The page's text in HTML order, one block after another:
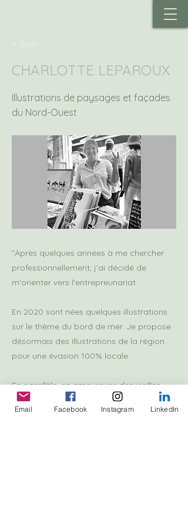
CHARLOTTE LEPAROUX
Illustrations de paysages et façades
du Nord-Ouest
"Après quelques années à me chercher
professionnellement, j'ai décidé de
m'orienter vers l'entrepreunariat.
En 2020 sont nées quelques illustrations
sur le thème du bord de mer. Je propose
désormais des illustrations de la région
pour une évasion 100% locale.
En parallèle, en amoureuse des vieilles
pierres, je me suis spécialisée dans
l'illustration de façades. Je suis présente
Email Facebook Instagram LinkedIn